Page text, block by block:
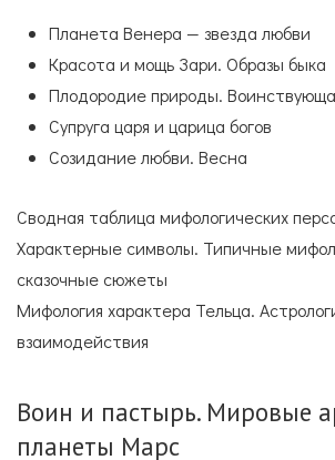
Планета Венера — звезда любви
Красота и мощь Зари. Образы быка
Плодородие природы.
Супруга царя и царица богов
Созидание любви. Весна
Сводная таблица мифологических
Характерные символы. Типичные
сказочные сюжеты
Мифология характера Тельца.
взаимодействия
Воин и пастырь. Мировые
планеты Марс